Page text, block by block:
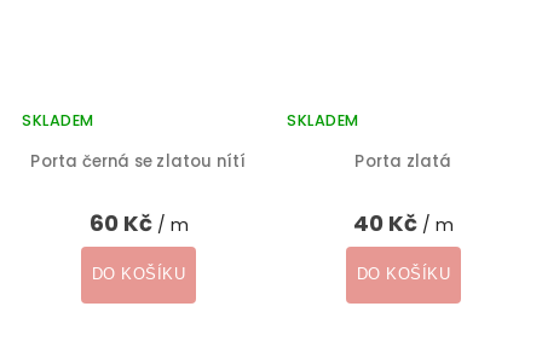
Porta černá se zlatou nítí
SKLADEM
60 Kč / m
DO KOŠÍKU
Porta zlatá
SKLADEM
40 Kč / m
DO KOŠÍKU